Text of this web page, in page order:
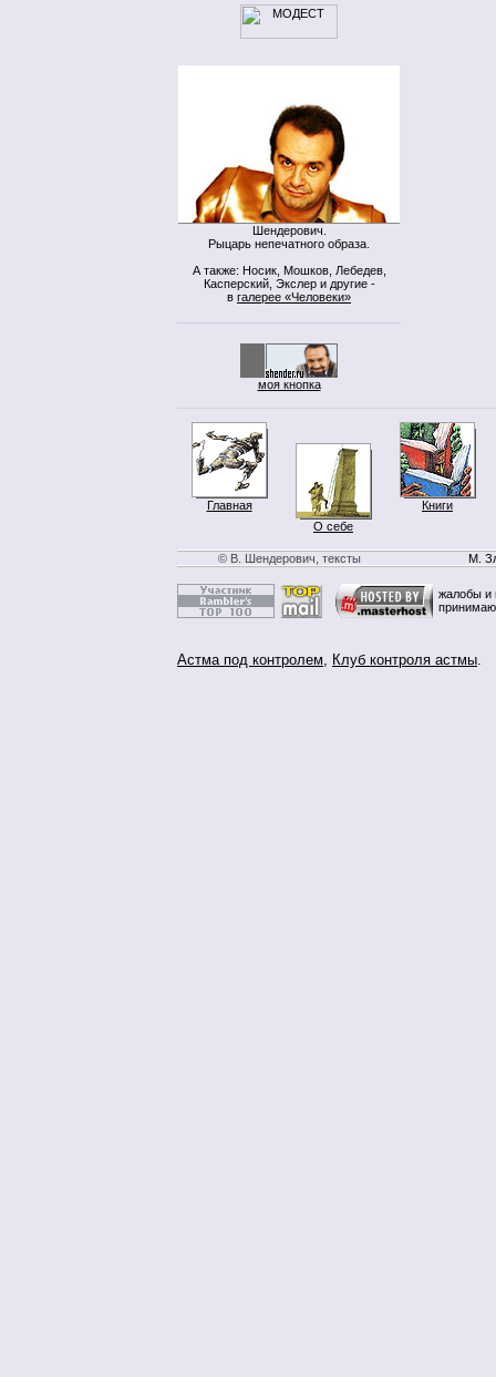
Шендерович.
Рыцарь непечатного образа.
А также: Носик, Мошков, Лебедев,
Касперский, Экслер и другие -
в галерее «Человеки»
моя кнопка
Главная
О себе
Книги
© В. Шендерович, тексты М.
жалобы и
Астма под контролем, Клуб контроля астмы.